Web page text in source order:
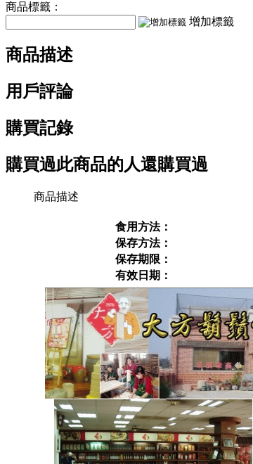
商品標籤：
增加標籤
商品描述
用戶評論
購買記錄
購買過此商品的人還購買過
商品描述
食用方法：
保存方法：
保存期限：
有效日期：